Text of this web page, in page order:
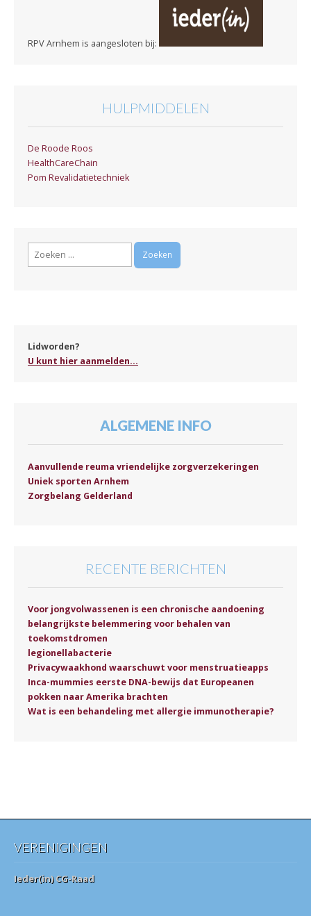
RPV Arnhem is aangesloten bij:
HULPMIDDELEN
De Roode Roos
HealthCareChain
Pom Revalidatietechniek
Zoeken
Lidworden?
U kunt hier aanmelden...
ALGEMENE INFO
Aanvullende reuma vriendelijke zorgverzekeringen
Uniek sporten Arnhem
Zorgbelang Gelderland
RECENTE BERICHTEN
Voor jongvolwassenen is een chronische aandoening
belangrijkste belemmering voor behalen van
toekomstdromen
legionellabacterie
Privacywaakhond waarschuwt voor menstruatieapps
Inca-mummies eerste DNA-bewijs dat Europeanen
pokken naar Amerika brachten
Wat is een behandeling met allergie immunotherapie?
VERENIGINGEN
Ieder(in) CG-Raad